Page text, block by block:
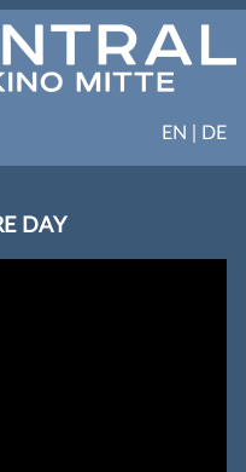
EN | DE
DAY